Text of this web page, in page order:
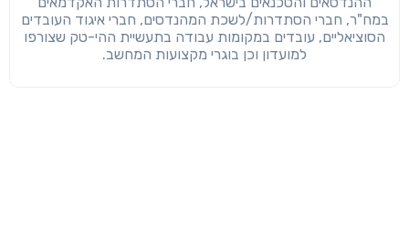
במח"ר, חברי הסתדרות/לשכת המהנדסים, חברי איגוד העובדים
הסוציאליים, עובדים במקומות עבודה בתעשיית ההי-טק שצורפו
למועדון וכן בוגרי מקצועות המחשב.